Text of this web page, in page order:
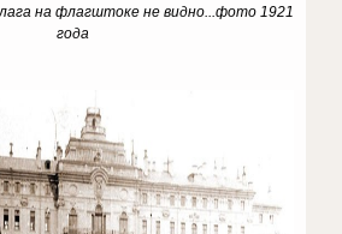
на флагштоке не видно...фото 1921
года